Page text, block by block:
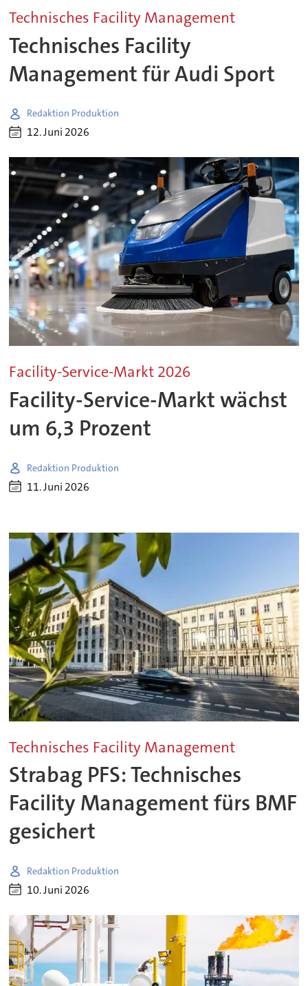
Technisches Facility Management
Technisches Facility
Management für Audi Sport
Redaktion Produktion
12. Juni 2026
Facility-Service-Markt 2026
Facility-Service-Markt wächst
um 6,3 Prozent
Redaktion Produktion
11. Juni 2026
Technisches Facility Management
Strabag PFS: Technisches
Facility Management fürs BMF
gesichert
Redaktion Produktion
10. Juni 2026